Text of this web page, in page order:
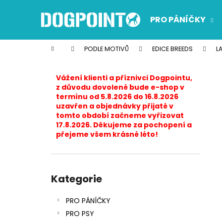
PRO PÁNÍČKY
Domů PODLE MOTIVŮ EDICE BREEDS
Vážení klienti a příznivci Dogpointu,
z důvodu dovolené bude e-shop v
termínu od 5.8.2026 do 16.8.2026
uzavřen a objednávky přijaté v
tomto období začneme vyřizovat
17.8.2026. Děkujeme za pochopení a
přejeme všem krásné léto!
kategorie
Kategorie
PRO PÁNÍČKY
PRO PSY
í
Zpět
do
Zpět
do